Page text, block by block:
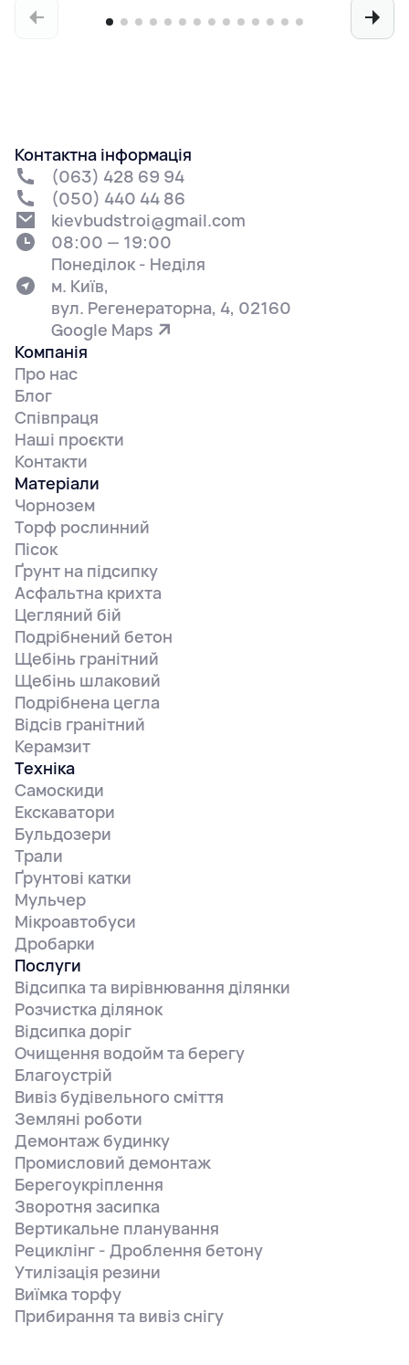
Компанія
Про нас
Блог
Співпраця
Наші проєкти
Контакти
Контактна інформація
(063) 428 69 94
(050) 440 44 86
kievbudstroi@gmail.com
08:00 — 19:00
Понеділок - Неділя
м. Київ,
вул. Регенераторна, 4, 02160
Google Maps
Матеріали
Чорнозем
Торф рослинний
Пісок
Ґрунт на підсипку
Асфальтна крихта
Цегляний бій
Подрібнений бетон
Щебінь гранітний
Щебінь шлаковий
Подрібнена цегла
Відсів гранітний
Керамзит
Техніка
Самоскиди
Екскаватори
Бульдозери
Трали
Ґрунтові катки
Мульчер
Мікроавтобуси
Дробарки
Послуги
Відсипка та вирівнювання ділянки
Розчистка ділянок
Відсипка доріг
Очищення водойм та берегу
Благоустрій
Вивіз будівельного сміття
Земляні роботи
Демонтаж будинку
Промисловий демонтаж
Берегоукріплення
Зворотня засипка
Вертикальне планування
Рециклінг - Дроблення бетону
Утилізація резини
Виїмка торфу
Прибирання та вивіз снігу